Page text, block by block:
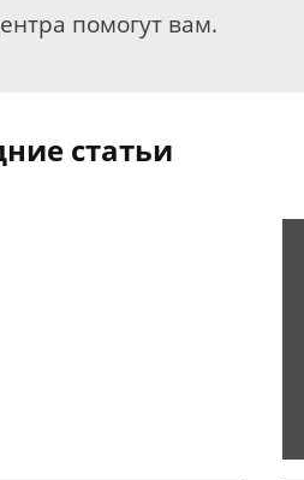
помогут вам.
статьи